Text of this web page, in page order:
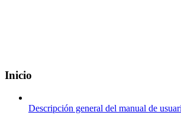
Inicio
Descripción general del manual de